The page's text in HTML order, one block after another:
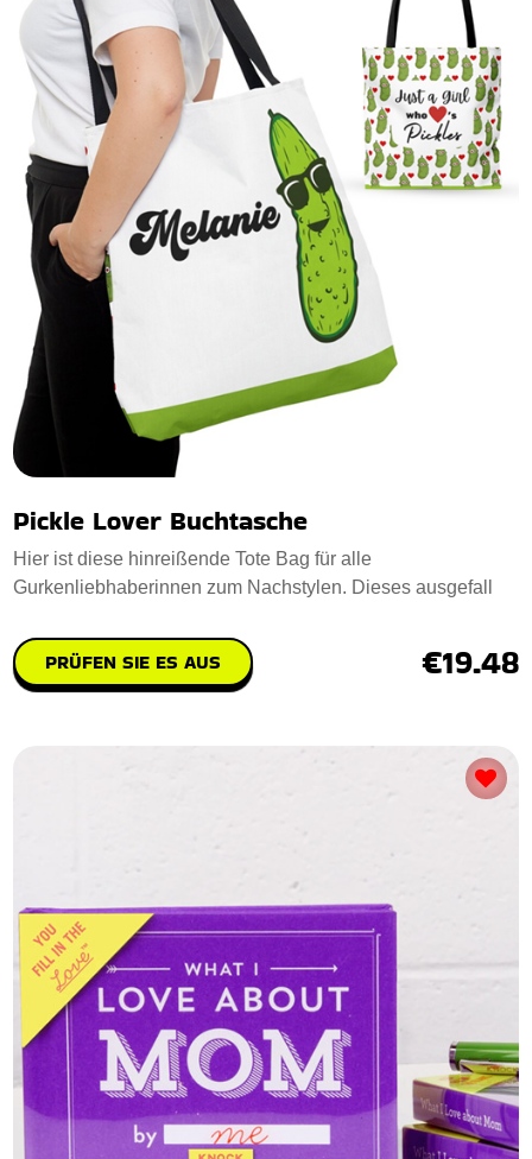
Pickle Lover Buchtasche
Hier ist diese hinreißende Tote Bag für alle
Gurkenliebhaberinnen zum Nachstylen. Dieses ausgefall
PRÜFEN SIE ES AUS €19.48